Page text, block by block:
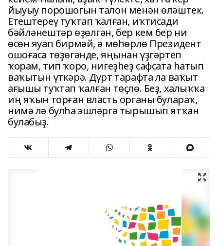
йыуыу порошогын талон менән өләштек.
Етештереү туҡтап ҡалған, иҡтисади
бәйләнештәр өҙөлгән, бер кем бер ни
өсөн яуап бирмәй, ә мөһөрлө Президент
ошоғаса төҙөгәнде, яңынан үҙгәртеп
ҡорам, тип ҡоро, нигеҙһеҙ сафсата һатып
ваҡытын үткәрә. Дүрт тарафта ла ваҡыт
ағышы туҡтап ҡалған төҫлө. Беҙ, халыҡҡа
иң яҡын торған власть органы булараҡ,
нимә лә булһа эшләргә тырышып ятҡан
булабыҙ.